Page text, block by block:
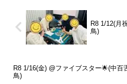
R8 1/12(月
鳥)
R8 1/16(金) @ファイブスター🌟(中百
鳥)